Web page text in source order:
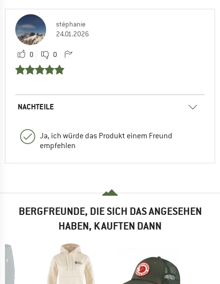
stéphanie
24.01.2026
0 0
NACHTEILE
Ja, ich würde das Produkt einem Freund
empfehlen
BERGFREUNDE, DIE SICH DAS ANGESEHEN
HABEN, KAUFTEN DANN